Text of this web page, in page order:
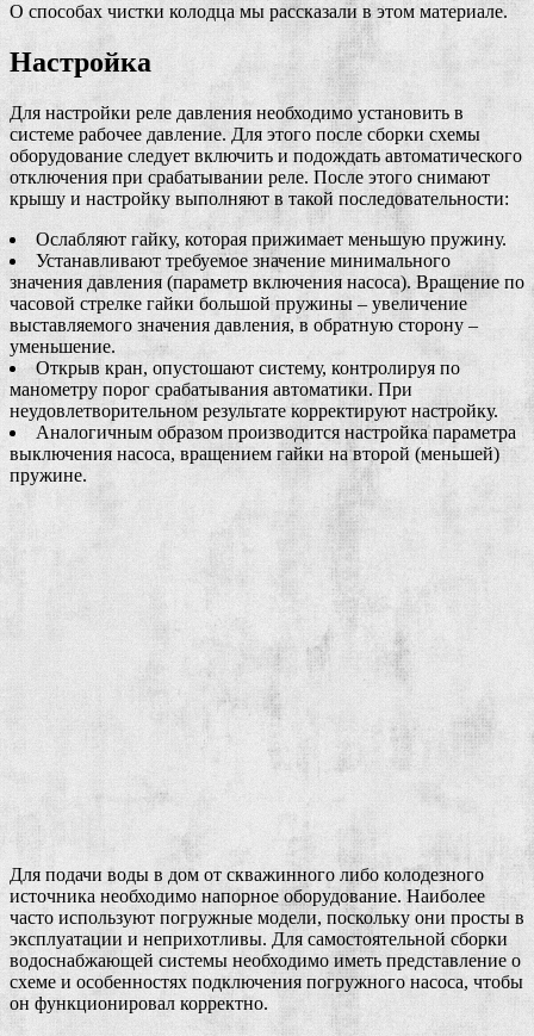
О способах чистки колодца мы рассказали в этом материале.
Настройка
Для настройки реле давления необходимо установить в
системе рабочее давление. Для этого после сборки схемы
оборудование следует включить и подождать автоматического
отключения при срабатывании реле. После этого снимают
крышу и настройку выполняют в такой последовательности:
Ослабляют гайку, которая прижимает меньшую пружину.
Устанавливают требуемое значение минимального
значения давления (параметр включения насоса). Вращение по
часовой стрелке гайки большой пружины – увеличение
выставляемого значения давления, в обратную сторону –
уменьшение.
Открыв кран, опустошают систему, контролируя по
манометру порог срабатывания автоматики. При
неудовлетворительном результате корректируют настройку.
Аналогичным образом производится настройка параметра
выключения насоса, вращением гайки на второй (меньшей)
пружине.
Для подачи воды в дом от скважинного либо колодезного
источника необходимо напорное оборудование. Наиболее
часто используют погружные модели, поскольку они просты в
эксплуатации и неприхотливы. Для самостоятельной сборки
водоснабжающей системы необходимо иметь представление о
схеме и особенностях подключения погружного насоса, чтобы
он функционировал корректно.